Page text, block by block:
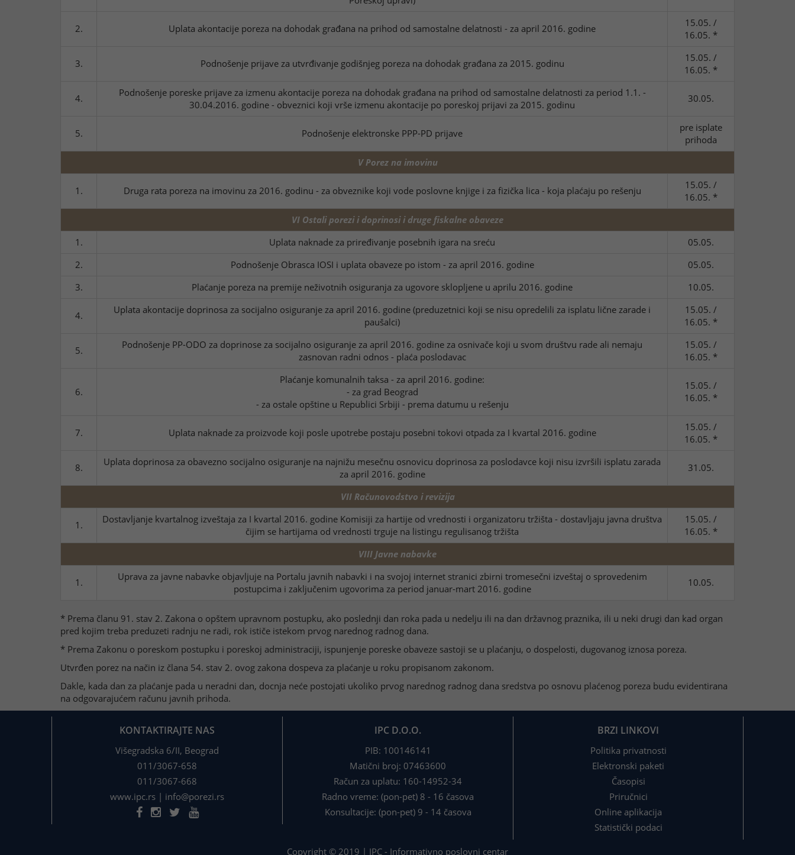
2. Uplata akontacije poreza na dohodak građana na prihod od samostalne delatnosti - za april 2016. godine
15.05. /
16.05. *
3. Podnošenje prijave za utvrđivanje godišnjeg poreza na dohodak građana za 2015. godinu
15.05. /
16.05. *
4.
Podnošenje poreske prijave za izmenu akontacije poreza na dohodak građana na prihod od samostalne delatnosti za period 1.1. -
30.04.2016. godine - obveznici koji vrše izmenu akontacije po poreskoj prijavi za 2015. godinu
30.05.
5. Podnošenje elektronske PPP-PD prijave
pre isplate
prihoda
V Porez na imovinu
1. Druga rata poreza na imovinu za 2016. godinu - za obveznike koji vode poslovne knjige i za fizička lica - koja plaćaju po rešenju
15.05. /
16.05. *
VI Ostali porezi i doprinosi i druge fiskalne obaveze
1.
Uplata naknade za priređivanje posebnih igara na sreću
05.05.
2.
Podnošenje Obrasca IOSI i uplata obaveze po istom - za april 2016. godine
05.05.
3.
Plaćanje poreza na premije neživotnih osiguranja za ugovore sklopljene u aprilu 2016. godine 10.05.
4.
Uplata akontacije doprinosa za socijalno osiguranje za april 2016. godine (preduzetnici koji se nisu opredelili za isplatu lične zarade i
paušalci)
15.05. /
16.05. *
5.
Podnošenje PP-ODO za doprinose za socijalno osiguranje za april 2016. godine za osnivače koji u svom društvu rade ali nemaju
zasnovan radni odnos - plaća poslodavac
15.05. /
16.05. *
6.
Plaćanje komunalnih taksa - za april 2016. godine:
- za grad Beograd
- za ostale opštine u Republici Srbiji - prema datumu u rešenju
15.05. /
16.05. *
7. Uplata naknade za proizvode koji posle upotrebe postaju posebni tokovi otpada za I kvartal 2016. godine
15.05. /
16.05. *
8.
Uplata doprinosa za obavezno socijalno osiguranje na najnižu mesečnu osnovicu doprinosa za poslodavce koji nisu izvršili isplatu zarada
za april 2016. godine
31.05.
VII Računovodstvo i revizija
1.
Dostavljanje kvartalnog izveštaja za I kvartal 2016. godine Komisiji za hartije od vrednosti i organizatoru tržišta - dostavljaju javna društva
čijim se hartijama od vrednosti trguje na listingu regulisanog tržišta
15.05. /
16.05. *
VIII Javne nabavke
1.
Uprava za javne nabavke objavljuje na Portalu javnih nabavki i na svojoj internet stranici zbirni tromesečni izveštaj o sprovedenim
postupcima i zaključenim ugovorima za period januar-mart 2016. godine
10.05.
* Prema članu 91. stav 2. Zakona o opštem upravnom postupku, ako poslednji dan roka pada u nedelju ili na dan državnog praznika, ili u neki drugi dan kad organ
pred kojim treba preduzeti radnju ne radi, rok ističe istekom prvog narednog radnog dana.
* Prema Zakonu o poreskom postupku i poreskoj administraciji, ispunjenje poreske obaveze sastoji se u plaćanju, o dospelosti, dugovanog iznosa poreza.
Utvrđen porez na način iz člana 54. stav 2. ovog zakona dospeva za plaćanje u roku propisanom zakonom.
Dakle, kada dan za plaćanje pada u neradni dan, docnja neće postojati ukoliko prvog narednog radnog dana sredstva po osnovu plaćenog poreza budu evidentirana
na odgovarajućem računu javnih prihoda.
KONTAKTIRAJTE NAS
Višegradska 6/II, Beograd
011/3067-658
011/3067-668
www.ipc.rs | info@porezi.rs
IPC D.O.O.
PIB: 100146141
Matični broj: 07463600
Račun za uplatu: 160-14952-34
Radno vreme: (pon-pet) 8 - 16 časova
Konsultacije: (pon-pet) 9 - 14 časova
BRZI LINKOVI
Politika privatnosti
Elektronski paketi
Časopisi
Priručnici
Online aplikacija
Statistički podaci
Copyright © 2019 | IPC - Informativno poslovni centar